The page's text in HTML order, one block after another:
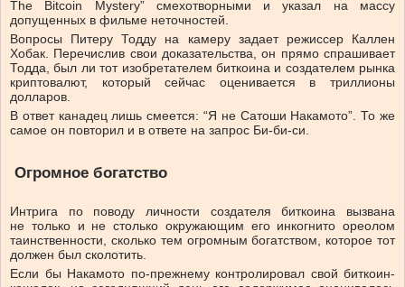
The Bitcoin Mystery” смехотворными и указал на массу
допущенных в фильме неточностей.
Вопросы Питеру Тодду на камеру задает режиссер Каллен
Хобак. Перечислив свои доказательства, он прямо спрашивает
Тодда, был ли тот изобретателем биткоина и создателем рынка
криптовалют, который сейчас оценивается в триллионы
долларов.
В ответ канадец лишь смеется: “Я не Сатоши Накамото”. То же
самое он повторил и в ответе на запрос Би-би-си.
Огромное богатство
Интрига по поводу личности создателя биткоина вызвана
не только и не столько окружающим его инкогнито ореолом
таинственности, сколько тем огромным богатством, которое тот
должен был сколотить.
Если бы Накамото по-прежнему контролировал свой биткоин-